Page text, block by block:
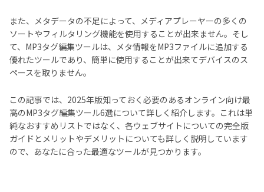
また、メタデータの不足によって、メディアプレーヤーの多くの
ソートやフィルタリング機能を使用することが出来ません。そし
て、MP3タグ編集ツールは、メタ情報をMP3ファイルに追加する
優れたツールであり、簡単に使用することが出来てデバイスのス
ペースを取りません。
この記事では、2025年版知っておく必要のあるオンライン向け最
高のMP3タグ編集ツール6選について詳しく紹介します。これは単
純なおすすめリストではなく、各ウェブサイトについての完全版
ガイドとメリットやデメリットについても詳しく説明しています
ので、あなたに合った最適なツールが見つかります。